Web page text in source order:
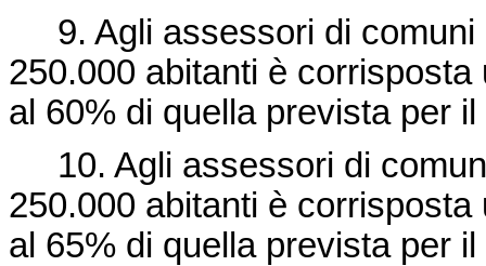
9. Agli assessori di comuni
250.000 abitanti è
al 60% di quella prevista per
10. Agli assessori di
250.000 abitanti è
al 65% di quella prevista per